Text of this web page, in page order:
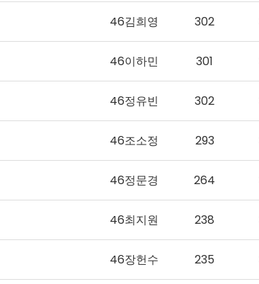
46김희영 302
46이하민 301
46정유빈 302
46조소정 293
46정문경 264
46최지원 238
46장헌수 235